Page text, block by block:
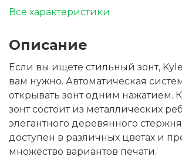
Все характеристики
Описание
Если вы ищете стильный зонт, Kyle
вам нужно. Автоматическая
открывать зонт одним нажатием.
зонт состоит из металлических
элегантного деревянного
доступен в различных цветах и
множество вариантов печати.